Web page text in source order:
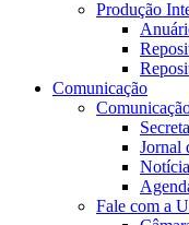
Produção
Comunicação
Jornal
Fale com a